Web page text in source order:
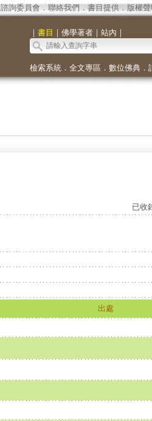
諮詢委員會． 聯絡我們 ． 書目提供． 版權聲
｜ 書目 ｜ 佛學著者｜ 站內 ｜
檢索系統． 全文專區 ． 數位佛典．
已收
出處